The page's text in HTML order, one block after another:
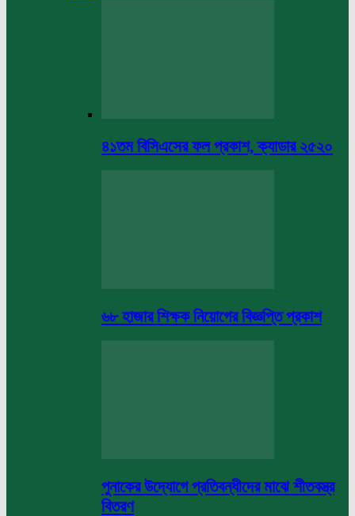
৪১তম বিসিএসের ফল প্রকাশ, ক্যাডার ২৫২০
৬৮ হাজার শিক্ষক নিয়োগের বিজ্ঞপ্তি প্রকাশ
পুনাকের উদ্যোগে প্রতিবন্ধীদের মাঝে শীতবস্ত্র
বিতরণ